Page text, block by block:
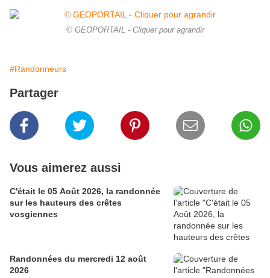
© GEOPORTAIL - Cliquer pour agrandir
#Randonneurs
Partager
Vous aimerez aussi
C'était le 05 Août 2026, la randonnée
sur les hauteurs des crêtes
vosgiennes
Randonnées du mercredi 12 août
2026